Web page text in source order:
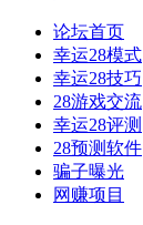
论坛首页
幸运28模式
幸运28技巧
28游戏交流
幸运28评测
28预测软件
骗子曝光
网赚项目